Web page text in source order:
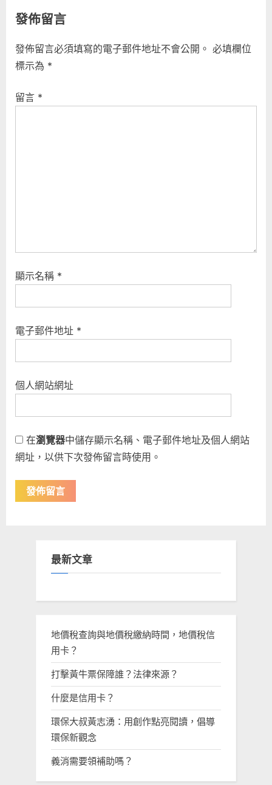
覽
o
s
P
s
t
o
s
:
發佈留言
發佈留言必須填寫的電子郵件地址不會公開。 必填欄位
標示為 *
留言 *
顯示名稱 *
電子郵件地址 *
個人網站網址
在瀏覽器中儲存顯示名稱、電子郵件地址及個人網站
網址，以供下次發佈留言時使用。
最新文章
地價稅查詢與地價稅繳納時間，地價稅信
用卡？
打擊黃牛票保障誰？法律來源？
什麼是信用卡？
環保大叔黃志湧：用創作點亮閱讀，倡導
環保新觀念
義消需要領補助嗎？